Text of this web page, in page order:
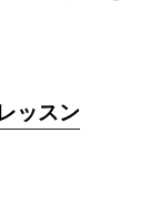
ッスン